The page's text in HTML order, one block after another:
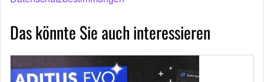
Das könnte Sie auch interessieren